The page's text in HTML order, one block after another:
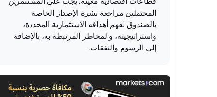
المحتملين مراجعة نشرة الإصدار الخاصة
بالصندوق لفهم أهدافه الاستثمارية المحددة،
واستراتيجيته، والمخاطر المرتبطة به، بالإضافة
إلى الرسوم والنفقات.